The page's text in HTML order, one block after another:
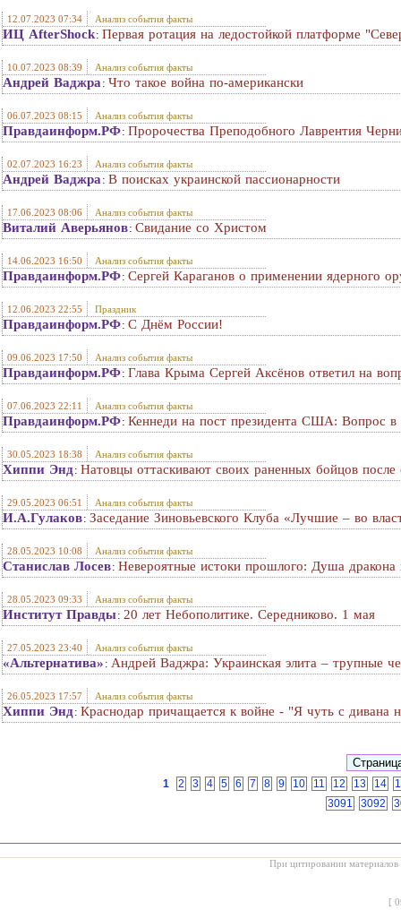
12.07.2023 07:34 Анализ события факты
ИЦ AfterShock: Первая ротация на ледостойкой платформе
10.07.2023 08:39 Анализ события факты
Андрей Ваджра : Что такое война по-американски
06.07.2023 08:15 Анализ события факты
Правдаинформ.РФ: Пророчества Преподобного Лаврентия
02.07.2023 16:23 Анализ события факты
Андрей Ваджра : В поисках украинской пассионарности
17.06.2023 08:06 Анализ события факты
Виталий Аверьянов: Свидание со Христом
14.06.2023 16:50 Анализ события факты
Правдаинформ.РФ: Сергей Караганов о применении ядерного
12.06.2023 22:55 Праздник
Правдаинформ.РФ: С Днём России!
09.06.2023 17:50 Анализ события факты
Правдаинформ.РФ: Глава Крыма Сергей Аксёнов ответил на
07.06.2023 22:11 Анализ события факты
Правдаинформ.РФ: Кеннеди на пост президента США: Вопрос
30.05.2023 18:38 Анализ события факты
Хиппи Энд : Натовцы оттаскивают своих раненных бойцов после
29.05.2023 06:51 Анализ события факты
И.А.Гулаков: Заседание Зиновьевского Клуба «Лучшие – во
28.05.2023 10:08 Анализ события факты
Станислав Лосев: Невероятные истоки прошлого: Душа дракона
28.05.2023 09:33 Анализ события факты
Институт Правды: 20 лет Небополитике. Середниково. 1 мая
27.05.2023 23:40 Анализ события факты
«Альтернатива» : Андрей Ваджра: Украинская элита – трупные
26.05.2023 17:57 Анализ события факты
Хиппи Энд : Краснодар причащается к войне - "Я чуть с дивана
1 2 3 4 5 6 7 8 9 10 11 12 13 14
3091
3092
При цитировании материалов
[